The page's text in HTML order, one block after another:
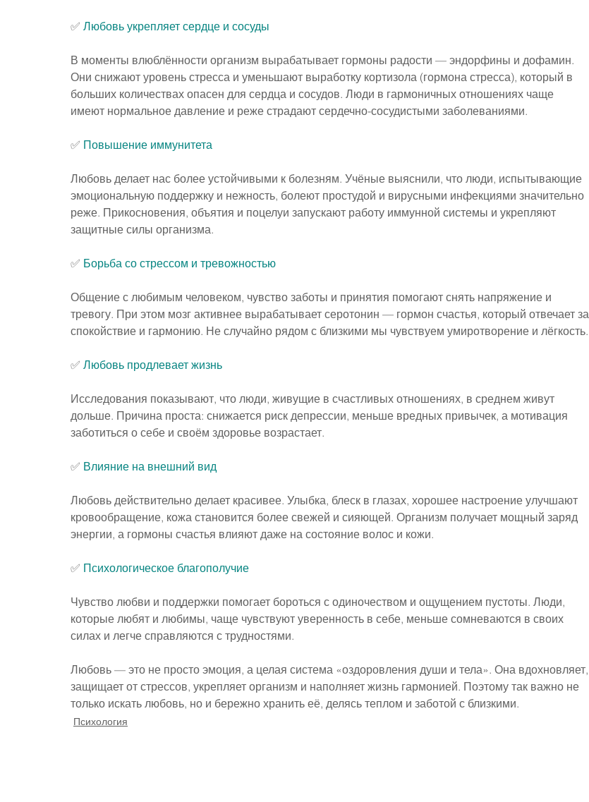
✅ Любовь укрепляет сердце и сосуды
В моменты влюблённости организм вырабатывает гормоны радости — эндорфины и дофамин.
Они снижают уровень стресса и уменьшают выработку кортизола (гормона стресса), который в
больших количествах опасен для сердца и сосудов. Люди в гармоничных отношениях чаще
имеют нормальное давление и реже страдают сердечно-сосудистыми заболеваниями.
✅ Повышение иммунитета
Любовь делает нас более устойчивыми к болезням. Учёные выяснили, что люди, испытывающие
эмоциональную поддержку и нежность, болеют простудой и вирусными инфекциями значительно
реже. Прикосновения, объятия и поцелуи запускают работу иммунной системы и укрепляют
защитные силы организма.
✅ Борьба со стрессом и тревожностью
Общение с любимым человеком, чувство заботы и принятия помогают снять напряжение и
тревогу. При этом мозг активнее вырабатывает серотонин — гормон счастья, который отвечает за
спокойствие и гармонию. Не случайно рядом с близкими мы чувствуем умиротворение и лёгкость.
✅ Любовь продлевает жизнь
Исследования показывают, что люди, живущие в счастливых отношениях, в среднем живут
дольше. Причина проста: снижается риск депрессии, меньше вредных привычек, а мотивация
заботиться о себе и своём здоровье возрастает.
✅ Влияние на внешний вид
Любовь действительно делает красивее. Улыбка, блеск в глазах, хорошее настроение улучшают
кровообращение, кожа становится более свежей и сияющей. Организм получает мощный заряд
энергии, а гормоны счастья влияют даже на состояние волос и кожи.
✅ Психологическое благополучие
Чувство любви и поддержки помогает бороться с одиночеством и ощущением пустоты. Люди,
которые любят и любимы, чаще чувствуют уверенность в себе, меньше сомневаются в своих
силах и легче справляются с трудностями.
Любовь — это не просто эмоция, а целая система «оздоровления души и тела». Она вдохновляет,
защищает от стрессов, укрепляет организм и наполняет жизнь гармонией. Поэтому так важно не
только искать любовь, но и бережно хранить её, делясь теплом и заботой с близкими.
Психология